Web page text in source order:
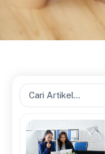
Search
...